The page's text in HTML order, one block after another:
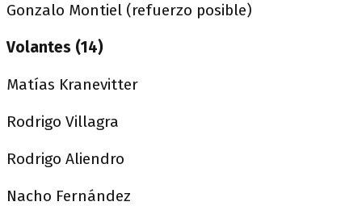
Gonzalo Montiel (refuerzo posible)
Volantes (14)
Matías Kranevitter
Rodrigo Villagra
Rodrigo Aliendro
Nacho Fernández